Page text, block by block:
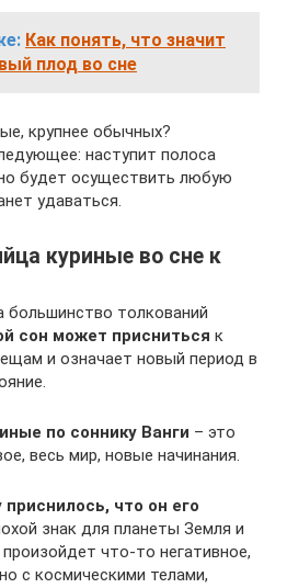
Как понять, что значит
плод во сне
крупнее обычных?
наступит полоса
будет осуществить любую
удаваться.
куриные во сне к
большинство толкований
сон может присниться к
и означает новый период в
по соннику Ванги – это
весь мир, новые начинания.
что он его
знак для планеты Земля и
что-то негативное,
с космическими телами,